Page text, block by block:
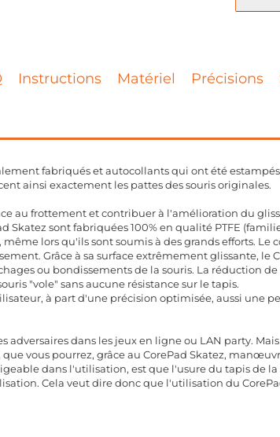
Instructions Matériel Précisions
fabriqués et autocollants qui ont été
ainsi exactement les pattes des souris originales.
au frottement et contribuer à l'amélioration du
Skatez sont fabriquées 100% en qualité PTFE
lors qu'ils sont soumis à des grands efforts.
Grâce à sa surface extrêmement glissante, le
ou bondissements de la souris. La réduction
"vole" sans aucune résistance sur le tapis.
à part d'une précision optimisée, aussi une
dans les jeux en ligne ou LAN party.
vous pourrez, grâce au CorePad Skatez,
dans l'utilisation, est que l'usure du tapis de
Cela veut dire donc que l'utilisation du